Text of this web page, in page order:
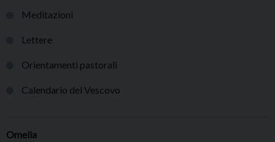
Meditazioni
Lettere
Orientamenti pastorali
Calendario del Vescovo
Omelia